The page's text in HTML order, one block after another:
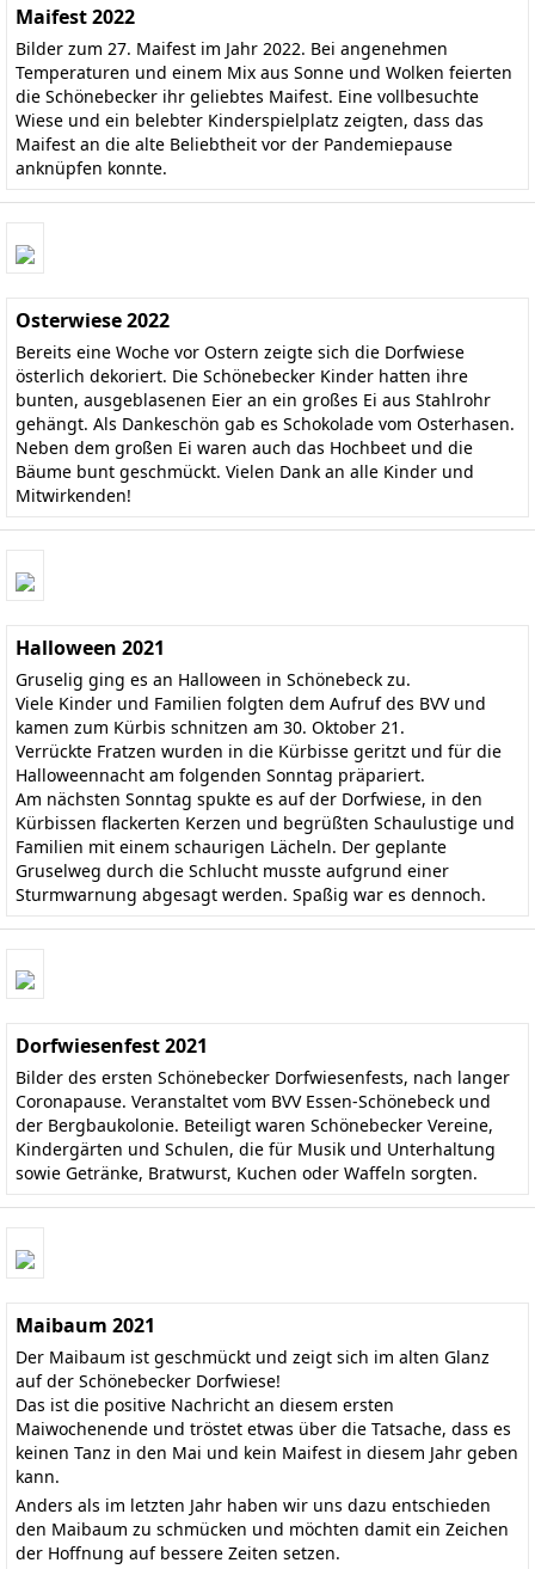
Maifest 2022
Bilder zum 27. Maifest im Jahr 2022. Bei angenehmen
Temperaturen und einem Mix aus Sonne und Wolken feierten
die Schönebecker ihr geliebtes Maifest. Eine vollbesuchte
Wiese und ein belebter Kinderspielplatz zeigten, dass das
Maifest an die alte Beliebtheit vor der Pandemiepause
anknüpfen konnte.
Osterwiese 2022
Bereits eine Woche vor Ostern zeigte sich die Dorfwiese
österlich dekoriert. Die Schönebecker Kinder hatten ihre
bunten, ausgeblasenen Eier an ein großes Ei aus Stahlrohr
gehängt. Als Dankeschön gab es Schokolade vom Osterhasen.
Neben dem großen Ei waren auch das Hochbeet und die
Bäume bunt geschmückt. Vielen Dank an alle Kinder und
Mitwirkenden!
Halloween 2021
Gruselig ging es an Halloween in Schönebeck zu.
Viele Kinder und Familien folgten dem Aufruf des BVV und
kamen zum Kürbis schnitzen am 30. Oktober 21.
Verrückte Fratzen wurden in die Kürbisse geritzt und für die
Halloweennacht am folgenden Sonntag präpariert.
Am nächsten Sonntag spukte es auf der Dorfwiese, in den
Kürbissen flackerten Kerzen und begrüßten Schaulustige und
Familien mit einem schaurigen Lächeln. Der geplante
Gruselweg durch die Schlucht musste aufgrund einer
Sturmwarnung abgesagt werden. Spaßig war es dennoch.
Dorfwiesenfest 2021
Bilder des ersten Schönebecker Dorfwiesenfests, nach langer
Coronapause. Veranstaltet vom BVV Essen-Schönebeck und
der Bergbaukolonie. Beteiligt waren Schönebecker Vereine,
Kindergärten und Schulen, die für Musik und Unterhaltung
sowie Getränke, Bratwurst, Kuchen oder Waffeln sorgten.
Maibaum 2021
Der Maibaum ist geschmückt und zeigt sich im alten Glanz
auf der Schönebecker Dorfwiese!
Das ist die positive Nachricht an diesem ersten
Maiwochenende und tröstet etwas über die Tatsache, dass es
keinen Tanz in den Mai und kein Maifest in diesem Jahr geben
kann.
Anders als im letzten Jahr haben wir uns dazu entschieden
den Maibaum zu schmücken und möchten damit ein Zeichen
der Hoffnung auf bessere Zeiten setzen.